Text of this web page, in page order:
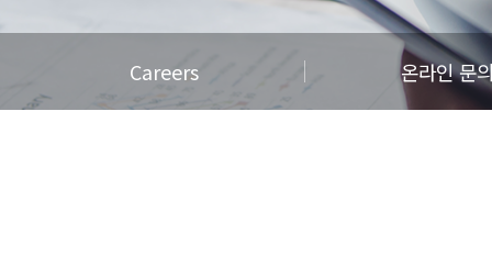
Careers 온라인 문